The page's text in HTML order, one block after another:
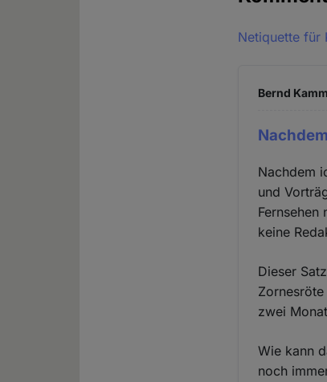
Netiquette für
Bernd
Nachdem
und
keine
Dieser
zwei
Wie kann
noch